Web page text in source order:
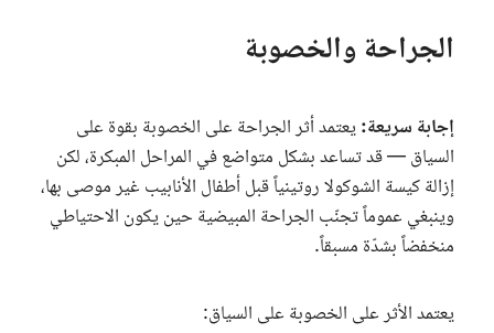
الجراحة والخصوبة
إجابة سريعة:يعتمد أثر الجراحة على الخصوبة بقوة على
السياق — قد تساعد بشكل متواضع في المراحل المبكرة، لكن
إزالة كيسة الشوكولا روتينياً قبل أطفال الأنابيب غير موصى بها،
وينبغي عموماً تجنّب الجراحة المبيضية حين يكون الاحتياطي
منخفضاً بشدّة مسبقاً.
يعتمد الأثر على الخصوبة على السياق: